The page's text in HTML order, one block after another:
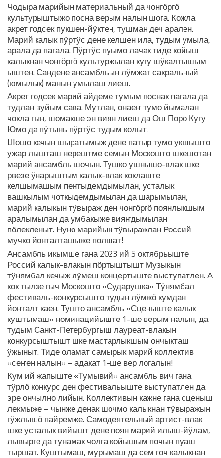
Чодыра марийын материальный да чонгӧргӧ
культурыштыжо посна верым налын шога. Кожла
акрет годсек пукшен-йӱктен, тушман деч арален.
Марий калык пӱртӱс дене келшен ила, тудым умыла,
арала да пагала. Пӱртӱс пуымо лачак тиде койыш
калыкнан чонгӧргӧ культуржылан кугу шӱкалтышым
ыштен. Сандене ансамбльын лӱмжат сакральный
(юмылык) манын умылаш лиеш.
Акрет годсек марий айдеме тумым поснак пагала да
тудлан вуйым сава. Мутлан, онаеҥ тумо йымалан
чокла гын, шомакше эн виян лиеш да Ош Поро Кугу
Юмо да пӱтынь пӱртӱс тудым колыт.
Шошо кечын шыратымыж дене патыр тумо укшышто
ужар лышташ нерештме семын Москошто шкешотан
марий ансамбль шочын. Тушко ушнышо-влак шке
рвезе ӱнарыштым калык-влак коклаште
келшымашым пеҥгыдемдымылан, усталык
вашкылым чоткыдемдымылан да шарымылан,
марий калыкын тӱвыраж ден чонгӧргӧ поянлыкшым
аралымылан да умбакыже вияҥдымылан
пӧлекленыт. Нуно марийын тӱвыражлан Россий
мучко йоҥгалташыже полшат!
Ансамбль икымше гана 2023 ий 5 октябрьыште
Россий калык-влакын пӧртыштышт Музыкын
тӱнямбал кечыж лӱмеш концертыште выступатлен. А
кок тылзе гыч Москошто «Сударушка» Тӱнямбал
фестиваль-конкурсышто тудын лӱмжӧ кумдан
йоҥгалт каен. Тушто ансамбль «Сценыште калык
куштымаш» номинацийыште 1-ше верым налын, да
тудым Санкт-Петербургыш лауреат-влакын
конкурсыштышт шке мастарлыкшым ончыкташ
ӱжыныт. Тиде оламат самырык марий коллектив
«сеҥен налын» – адакат 1-ше вер логалын!
Кум ий жапыште «Тумывий» ансамбль вич гана
тӱрлӧ конкурс ден фестивальыште выступатлен да
эре ончылно лийын. Коллективын кажне гана сценыш
лекмыже – чынже денак шочмо калыкнан тӱвыражын
гӱжлышӧ пайремже. Самодеятельный артист-влак
шке усталык вийышт дене поян марий илыш-йӱлам,
лывырге да тунамак чолга койышым почын пуаш
тыршат. Куштымаш, мурымаш да сем гоч калыкнан